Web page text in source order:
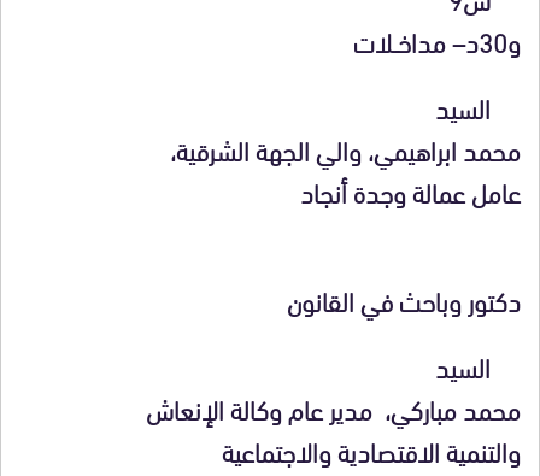
و30د
– مداخــلات
السيد
محمد ابراهيمي، والي الجهة الشرقية،
عامل عمالة وجدة أنجاد
دكتور وباحث في القانون
السيد
محمد مباركي، مدير عام وكالة الإنعاش
والتنمية الاقتصادية والاجتماعية